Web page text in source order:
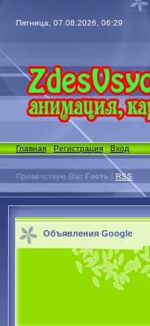
Пятница, 07.08.2026, 06:29
Главная|Регистрация|Вход
Приветствую Вас Гость | RSS
Объявления Google